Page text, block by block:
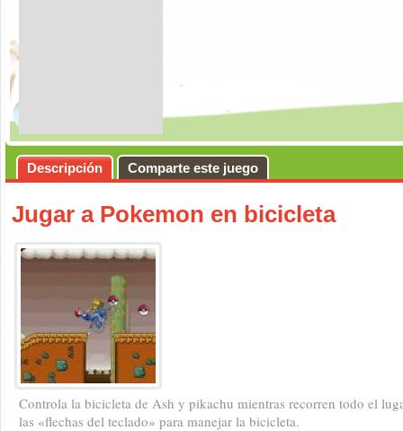
Descripción Comparte este juego
Jugar a Pokemon en bicicleta
Controla la bicicleta de Ash y pikachu mientras recorren todo el
las «flechas del teclado» para manejar la bicicleta.